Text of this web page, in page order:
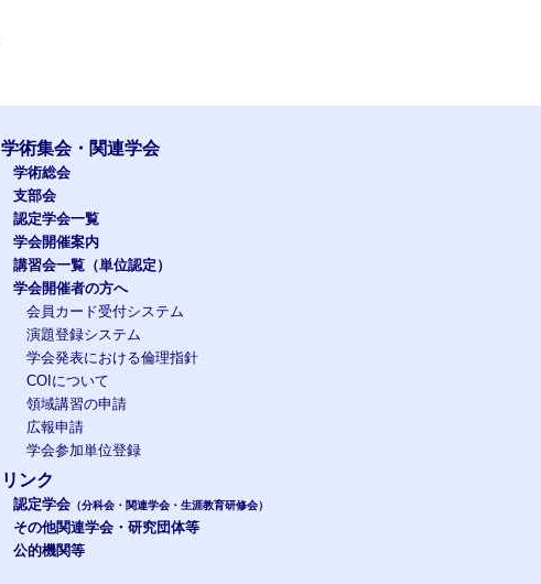
学術集会・関連学会
学術総会
支部会
認定学会一覧
学会開催案内
講習会一覧（単位認定）
学会開催者の方へ
会員カード受付システム
演題登録システム
学会発表における倫理指針
COIについて
領域講習の申請
広報申請
学会参加単位登録
リンク
認定学会 （分科会・関連学会・生涯教育研修会）
その他関連学会・研究団体等
公的機関等